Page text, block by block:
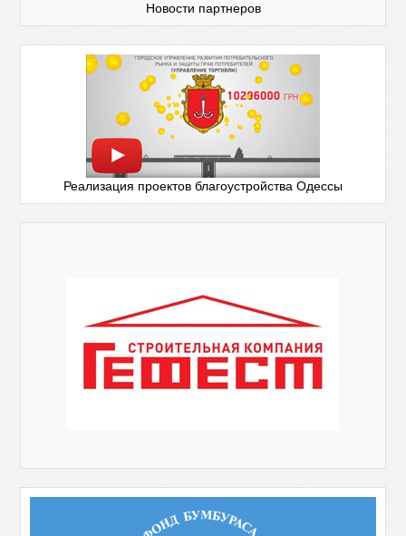
Новости партнеров
Реализация проектов благоустройства Одессы